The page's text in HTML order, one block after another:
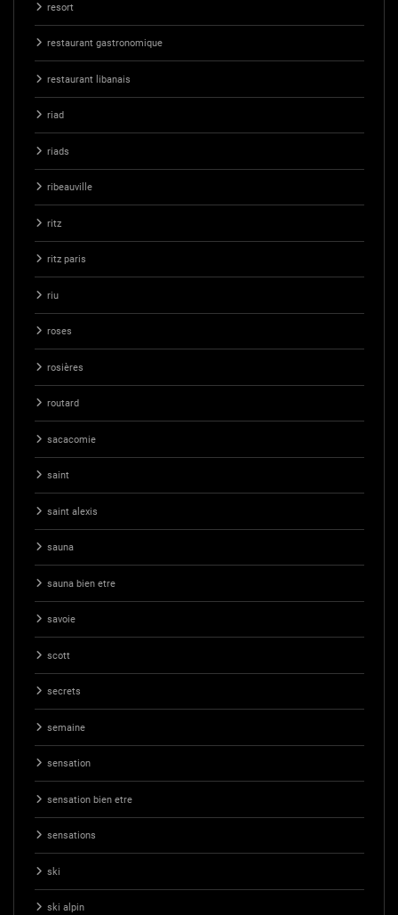
resort
restaurant gastronomique
restaurant libanais
riad
riads
ribeauville
ritz
ritz paris
riu
roses
rosières
routard
sacacomie
saint
saint alexis
sauna
sauna bien etre
savoie
scott
secrets
semaine
sensation
sensation bien etre
sensations
ski
ski alpin